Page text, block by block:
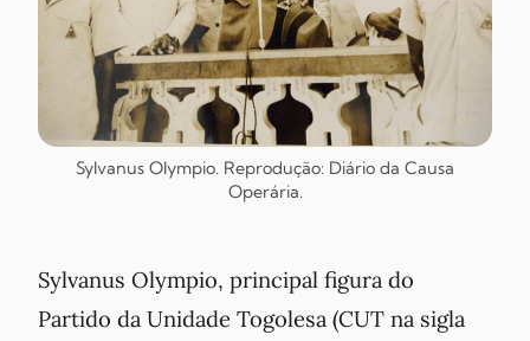
Sylvanus Olympio. Reprodução: Diário da Causa
Operária.
Sylvanus Olympio, principal figura do
Partido da Unidade Togolesa (CUT na sigla